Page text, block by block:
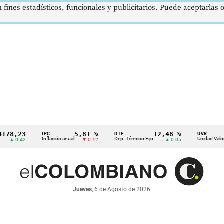
IPC
Inflación anual
5,81 %
▼ 0.12
DTF
Dep. Término Fijo
12,48 %
▲ 0.05
UVR
Unidad Valor Real
Jueves, 6 de Agosto de 2026
estadísticos, funcionales y publicitarios. Puede aceptarlas